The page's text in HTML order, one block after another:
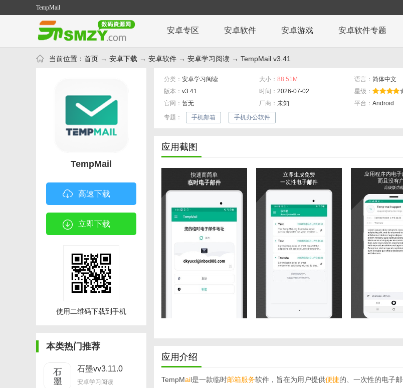
TempMail
安卓专区 安卓软件 安卓游戏 安卓软件专题
当前位置： 首页 → 安卓下载 → 安卓软件 → 安卓学习阅读 → TempMail v3.41
TempMail
高速下载
立即下载
使用二维码下载到手机
本类热门推荐
石墨vv3.11.0
安卓学习阅读
分类： 安卓学习阅读 大小： 88.51M 语言： 简体中文
版本： v3.41 时间： 2026-07-02
星级：
官网： 暂无 厂商： 未知 平台： Android
专题：
手机邮箱 手机办公软件
应用截图
应用介绍
TempMail是一款临时邮箱服务软件，旨在为用户提供便捷的、一次性的电子